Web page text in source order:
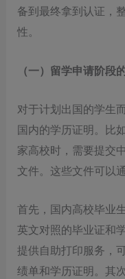
备到最终拿到认证，
性。
（一）留学申请阶段
对于计划出国的学生
国内的学历证明。比
家高校时，需要提交
文件。这些文件可以
首先，国内高校毕业
英文对照的毕业证和
提供自助打印服务，
绩单和学历证明。其